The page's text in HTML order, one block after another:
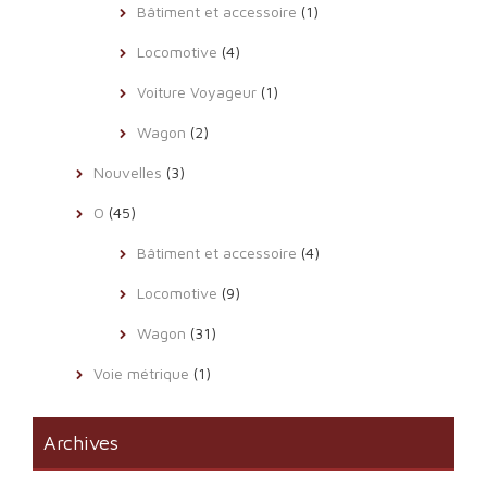
Bâtiment et accessoire (1)
Locomotive (4)
Voiture Voyageur (1)
Wagon (2)
Nouvelles (3)
O (45)
Bâtiment et accessoire (4)
Locomotive (9)
Wagon (31)
Voie métrique (1)
Archives